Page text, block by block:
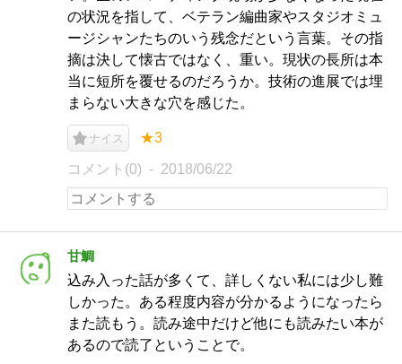
の状況を指して、ベテラン編曲家やスタジオミュ
ージシャンたちのいう残念だという言葉。その指
摘は決して懐古ではなく、重い。現状の長所は本
当に短所を覆せるのだろうか。技術の進展では埋
まらない大きな穴を感じた。
ナイス ★3
コメント(0) 2018/06/22
甘鯛
込み入った話が多くて、詳しくない私には少し難
しかった。ある程度内容が分かるようになったら
また読もう。読み途中だけど他にも読みたい本が
あるので読了ということで。